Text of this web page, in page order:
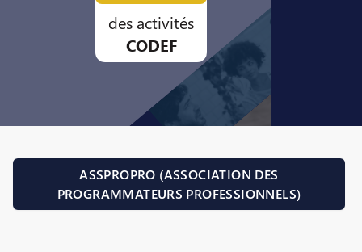
des activités
CODEF
ASSPROPRO (ASSOCIATION DES
PROGRAMMATEURS PROFESSIONNELS)